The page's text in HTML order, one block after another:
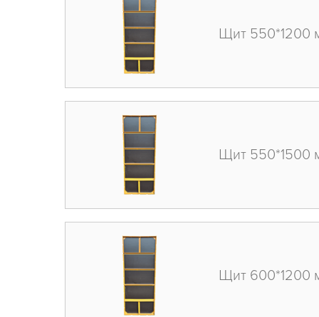
Щит 550*1200
Щит 550*1500
Щит 600*1200